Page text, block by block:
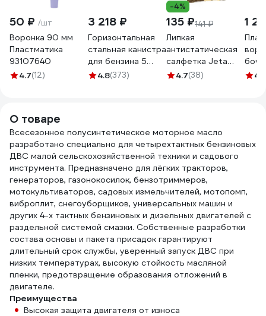
50 ₽ /шт
Воронка 90 мм
Пластматика
93107640
4.7(12)
3 218 ₽
Горизонтальная
стальная канистра
для бензина 5
литров
4.8(373)
-4%
135 ₽141 ₽
Липкая
антистатическая
салфетка Jeta
PRO 5850100
4.7(38)
1
4.8
О товаре
Всесезонное полусинтетическое моторное масло
разработано специально для четырехтактных бензиновых
ДВС малой сельскохозяйственной техники и садового
инструмента. Предназначено для лёгких тракторов,
генераторов, газонокосилок, бензотриммеров,
мотокультиваторов, садовых измельчителей, мотопомп,
виброплит, снегоуборщиков, универсальных машин и
других 4-х тактных бензиновых и дизельных двигателей с
раздельной системой смазки. Собственные разработки
состава основы и пакета присадок гарантируют
длительный срок службы, уверенный запуск ДВС при
низких температурах, высокую стойкость масляной
пленки, предотвращение образования отложений в
двигателе.
Преимущества
Высокая защита двигателя от износа